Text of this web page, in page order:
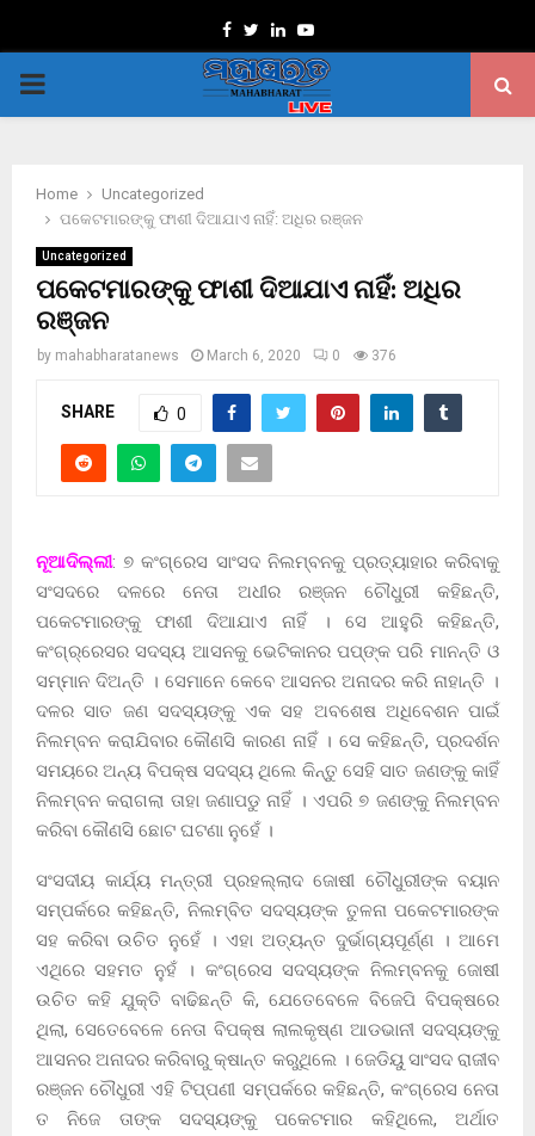
Facebook
TwitterLinkedinYoutube
PRIMARY
Home
Uncategorized
ପକେଟମାରଙ୍କୁ ଫାଶୀ ଦିଆଯାଏ ନାହିଁ: ଅଧିର ରଞ୍ଜନ
Uncategorized
ପକେଟମାରଙ୍କୁ ଫାଶୀ ଦିଆଯାଏ ନାହିଁ: ଅଧିର
ରଞ୍ଜନ
by mahabharatanews March 6, 2020 0 376
SHARE 0
ନୂଆଦିଲ୍ଲୀ: ୭ କଂଗ୍ରେସ ସାଂସଦ ନିଲମ୍ବନକୁ ପ୍ରତ୍ୟାହାର କରିବାକୁ
ସଂସଦରେ ଦଳରେ ନେତା ଅଧୀର ରଞ୍ଜନ ଚୌଧୁରୀ କହିଛନ୍ତି,
ପକେଟମାରଙ୍କୁ ଫାଶୀ ଦିଆଯାଏ ନାହିଁ । ସେ ଆହୁରି କହିଛନ୍ତି,
କଂଗ୍ର୍ରେସର ସଦସ୍ୟ ଆସନକୁ ଭେଟିକାନର ପପ୍ଙ୍କ ପରି ମାନନ୍ତି ଓ
ସମ୍ମାନ ଦିଅନ୍ତି । ସେମାନେ କେବେ ଆସନର ଅନାଦର କରି ନାହାନ୍ତି ।
ଦଳର ସାତ ଜଣ ସଦସ୍ୟଙ୍କୁ ଏକ ସହ ଅବଶେଷ ଅଧିବେଶନ ପାଇଁ
ନିଲମ୍ବନ କରାଯିବାର କୌଣସି କାରଣ ନାହିଁ । ସେ କହିଛନ୍ତି, ପ୍ରଦର୍ଶନ
ସମୟରେ ଅନ୍ୟ ବିପକ୍ଷ ସଦସ୍ୟ ଥିଲେ କିନ୍ତୁ ସେହି ସାତ ଜଣଙ୍କୁ କାହିଁ
ନିଲମ୍ବନ କରାଗଲା ତାହା ଜଣାପଡୁ ନାହିଁ । ଏପରି ୭ ଜଣଙ୍କୁ ନିଲମ୍ବନ
କରିବା କୌଣସି ଛୋଟ ଘଟଣା ନୁହେଁ ।
ସଂସଦୀୟ କାର୍ଯ୍ୟ ମନ୍ତ୍ରୀ ପ୍ରହଲ୍ଲାଦ ଜୋଷୀ ଚୌଧୁରୀଙ୍କ ବୟାନ
ସମ୍ପର୍କରେ କହିଛନ୍ତି, ନିଲମ୍ବିତ ସଦସ୍ୟଙ୍କ ତୁଳନା ପକେଟମାରଙ୍କ
ସହ କରିବା ଉଚିତ ନୁହେଁ । ଏହା ଅତ୍ୟନ୍ତ ଦୁର୍ଭାଗ୍ୟପୂର୍ଣ୍ଣ । ଆମେ
ଏଥିରେ ସହମତ ନୁହଁ । କଂଗ୍ରେସ ସଦସ୍ୟଙ୍କ ନିଲମ୍ବନକୁ ଜୋଷୀ
ଉଚିତ କହି ଯୁକ୍ତି ବାଢିଛନ୍ତି କି, ଯେତେବେଳେ ବିଜେପି ବିପକ୍ଷରେ
ଥିଲା, ସେତେବେଳେ ନେତା ବିପକ୍ଷ ଲାଲକୃଷ୍ଣ ଆଡଭାନୀ ସଦସ୍ୟଙ୍କୁ
ଆସନର ଅନାଦର କରିବାରୁ କ୍ଷାନ୍ତ କରୁଥିଲେ । ଜେଡିୟୁ ସାଂସଦ ରାଜୀବ
ରଞ୍ଜନ ଚୌଧୁରୀ ଏହି ଟିପ୍ପଣୀ ସମ୍ପର୍କରେ କହିଛନ୍ତି, କଂଗ୍ରେସ ନେତା
ତ ନିଜେ ତାଙ୍କ ସଦସ୍ୟଙ୍କୁ ପକେଟମାର କହିଥିଲେ, ଅର୍ଥାତ